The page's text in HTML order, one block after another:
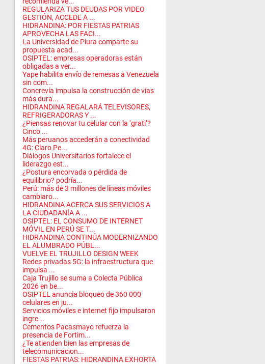
REGULARIZA TUS DEUDAS POR VIDEO
GESTIÓN, ACCEDE A ...
HIDRANDINA: POR FIESTAS PATRIAS
APROVECHA LAS FACI...
La Universidad de Piura comparte su
propuesta acad...
OSIPTEL: empresas operadoras están
obligadas a ver...
Yape habilita envío de remesas a Venezuela
sin com...
Concrevía impulsa la construcción de vías
más dura...
HIDRANDINA REGALARÁ TELEVISORES,
REFRIGERADORAS Y ...
¿Piensas renovar tu celular con la ‘grati’?
Cinco ...
Más peruanos accederán a conectividad
4G: Claro Pe...
Diálogos Universitarios fortalece el
liderazgo est...
¿Postura encorvada o pérdida de
equilibrio? podría...
Perú: más de 3 millones de líneas móviles
cambiaro...
HIDRANDINA ACERCA SUS SERVICIOS A
LA CIUDADANÍA A ...
OSIPTEL: EL CONSUMO DE INTERNET
MÓVIL EN PERÚ SE T...
HIDRANDINA CONTINÚA MODERNIZANDO
EL ALUMBRADO PÚBL...
VUELVE EL TRUJILLO DESIGN WEEK
Redes privadas 5G: la infraestructura que
impulsa ...
Caja Trujillo se suma a Colecta Pública
2026 en be...
OSIPTEL anuncia bloqueo de 360 000
celulares en ju...
Servicios móviles e internet fijo impulsaron
ingre...
Cementos Pacasmayo refuerza la
presencia de Fortim...
¿Te atienden bien las empresas de
telecomunicacion...
FIESTAS PATRIAS: HIDRANDINA EXHORTA